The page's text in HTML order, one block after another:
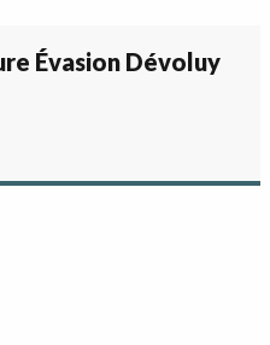
Évasion Dévoluy